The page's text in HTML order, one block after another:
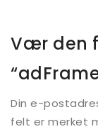
Vær den
Din e-
felt er merket